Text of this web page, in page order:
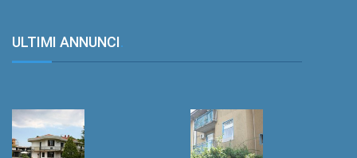
ULTIMI ANNUNCI.